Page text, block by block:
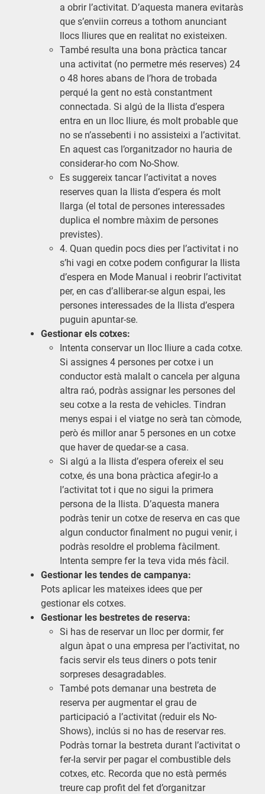
a obrir l’activitat. D’aquesta manera evitaràs
que s’enviin correus a tothom anunciant
llocs lliures que en realitat no existeixen.
També resulta una bona pràctica tancar
una activitat (no permetre més reserves) 24
o 48 hores abans de l’hora de trobada
perqué la gent no està constantment
connectada. Si algú de la llista d’espera
entra en un lloc lliure, és molt probable que
no se n’assebenti i no assisteixi a l’activitat.
En aquest cas l’organitzador no hauria de
considerar-ho com No-Show.
Es suggereix tancar l’activitat a noves
reserves quan la llista d’espera és molt
llarga (el total de persones interessades
duplica el nombre màxim de persones
previstes).
4. Quan quedin pocs dies per l’activitat i no
s’hi vagi en cotxe podem configurar la llista
d’espera en Mode Manual i reobrir l’activitat
per, en cas d’alliberar-se algun espai, les
persones interessades de la llista d’espera
puguin apuntar-se.
Gestionar els cotxes:
Intenta conservar un lloc lliure a cada cotxe.
Si assignes 4 persones per cotxe i un
conductor està malalt o cancela per alguna
altra raó, podràs assignar les persones del
seu cotxe a la resta de vehicles. Tindran
menys espai i el viatge no serà tan còmode,
però és millor anar 5 persones en un cotxe
que haver de quedar-se a casa.
Si algú a la llista d’espera ofereix el seu
cotxe, és una bona pràctica afegir-lo a
l’activitat tot i que no sigui la primera
persona de la llista. D’aquesta manera
podràs tenir un cotxe de reserva en cas que
algun conductor finalment no pugui venir, i
podràs resoldre el problema fàcilment.
Intenta sempre fer la teva vida més fàcil.
Gestionar les tendes de campanya:
Pots aplicar les mateixes idees que per
gestionar els cotxes.
Gestionar les bestretes de reserva:
Si has de reservar un lloc per dormir, fer
algun àpat o una empresa per l’activitat, no
facis servir els teus diners o pots tenir
sorpreses desagradables.
També pots demanar una bestreta de
reserva per augmentar el grau de
participació a l’activitat (reduir els No-
Shows), inclús si no has de reservar res.
Podràs tornar la bestreta durant l’activitat o
fer-la servir per pagar el combustible dels
cotxes, etc. Recorda que no està permés
treure cap profit del fet d’organitzar